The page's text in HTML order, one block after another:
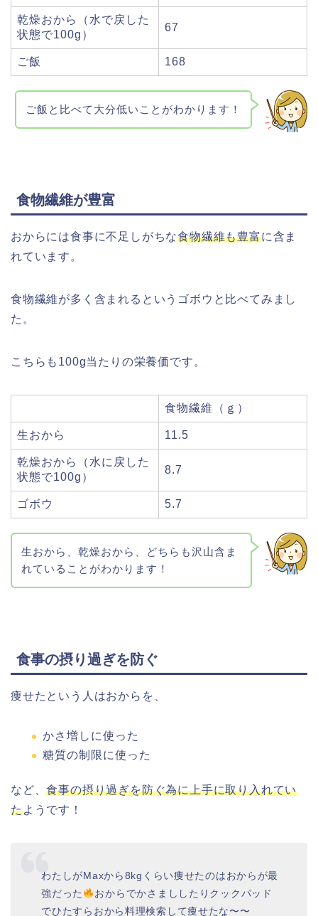
乾燥おから（水で戻した
状態で100g）
67
ご飯 168
ご飯と比べて大分低いことがわかります！
食物繊維が豊富
おからには食事に不足しがちな食物繊維も豊富に含ま
れています。
食物繊維が多く含まれるというゴボウと比べてみまし
た。
こちらも100g当たりの栄養価です。
食物繊維（ｇ）
生おから 11.5
乾燥おから（水に戻した
状態で100g）
8.7
ゴボウ 5.7
生おから、乾燥おから、どちらも沢山含ま
れていることがわかります！
食事の摂り過ぎを防ぐ
痩せたという人はおからを、
かさ増しに使った
糖質の制限に使った
など、食事の摂り過ぎを防ぐ為に上手に取り入れてい
たようです！
わたしがMaxから8kgくらい痩せたのはおからが最
強だった
おからでかさまししたりクックパッド
でひたすらおから料理検索して痩せたな〜〜